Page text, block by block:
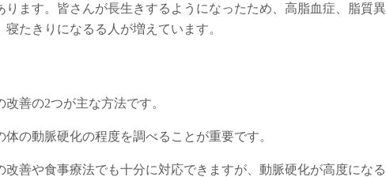
ます。皆さんが長生きするようになったため、高脂血症、脂質異
たきりになるる人が増えています。
善の2つが主な方法です。
の動脈硬化の程度を調べることが重要です。
善や食事療法でも十分に対応できますが、動脈硬化が高度になる